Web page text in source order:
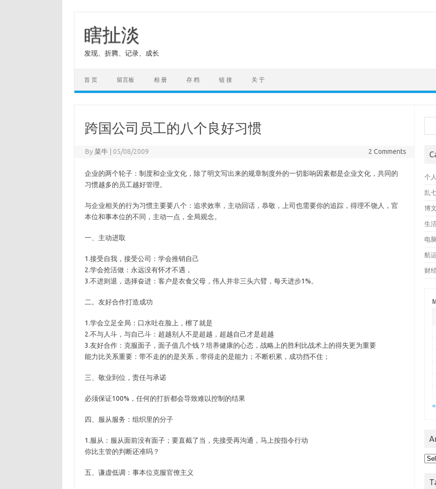
content
瞎扯淡
发现、折腾、记录、成长
首 页 留言板 相 册 存 档 链 接 关 于
跨国公司员工的八个良好习惯
By菜牛 05/08/2009 2 Comments
企业的两个轮子：制度和企业文化，除了明文写出来的规章制度外的一切影响因素都是企业文化，共同的
习惯越多的员工越好管理。
与企业相关的行为习惯主要要八个：追求效率，主动回话，恭敬，上司也需要你的追踪，得理不饶人，官
本位和事本位的不同，主动一点，全局观念。
一、主动进取
1.接受自我，接受公司：学会推销自己
2.学会抢活做：永远没有怀才不遇，
3.不进则退，选择奋进：客户是衣食父母，伟人并非三头六臂，每天进步1%。
二。友好合作打造成功
1.学会立足全局：口水吐在脸上，檫了就是
2.不与人斗，与自己斗：超越别人不是超越，超越自己才是超越
3.友好合作：克服面子，面子值几个钱？培养健康的心态，战略上的胜利比战术上的得失更为重要
能力比关系重要：带不走的的是关系，带得走的是能力；不断积累，成功挡不住；
三、敬业到位，责任与承诺
必须保证100%，任何的打折都会导致难以控制的结果
四、服从服务：组织里的分子
1.服从：服从面前没有面子；要直截了当，先接受再沟通，马上按指令行动
你比主管的判断还准吗？
五、谦虚低调：事本位克服官僚主义
个
乱
博
生
电
航
财